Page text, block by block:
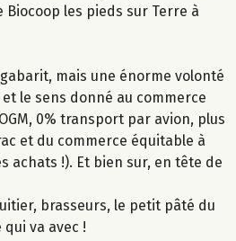
Biocoop les pieds sur Terre à
mais une énorme volonté
le sens donné au commerce
0% transport par avion, plus
et du commerce équitable à
achats !). Et bien sur, en tête de
brasseurs, le petit pâté du
va avec !